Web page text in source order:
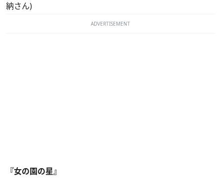
納さん)
ADVERTISEMENT
『女の園の星』